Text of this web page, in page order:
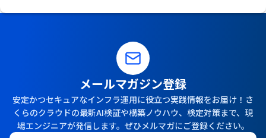
メールマガジン登録
安定かつセキュアなインフラ運用に役立つ実践情報をお届け！さ
くらのクラウドの最新AI検証や構築ノウハウ、検定対策まで、現
場エンジニアが発信します。ぜひメルマガにご登録ください。